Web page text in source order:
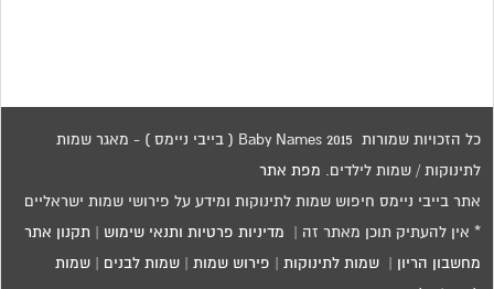
כל הזכויות שמורות 2015 Baby Names ( בייבי ניימס ) - מאגר שמות
לתינוקות / שמות לילדים. מפת אתר
אתר בייבי ניימס חיפוש שמות לתינוקות ומידע על פירושי שמות ישראליים
* אין להעתיק תוכן מאתר זה | מדיניות פרטיות ותנאי שימוש תקנון אתר
מחשבון הריון |שמות לתינוקות פירוש שמות |שמות לבנים |שמות